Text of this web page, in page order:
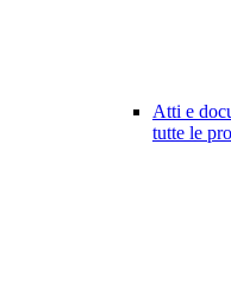
Atti e
tutte le